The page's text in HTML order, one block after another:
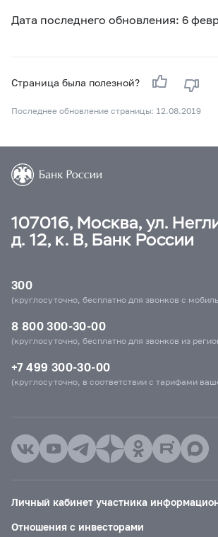
Дата последнего обновления: 6
Страница была полезной?
Последнее обновление страницы: 12.08.2019
107016, Москва, ул.
д. 12, к. В, Банк России
300
(круглосуточно, бесплатно для звонков с
8 800 300-30-00
(круглосуточно, бесплатно для звонков из
+7 499 300-30-00
(круглосуточно, в соответствии с тарифами
Личный кабинет участника
Отношения с инвесторами